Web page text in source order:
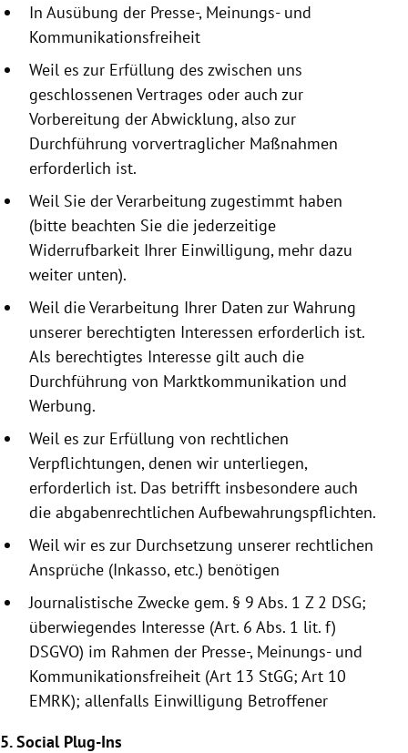
In Ausübung der Presse-, Meinungs- und
Kommunikationsfreiheit
Weil es zur Erfüllung des zwischen uns
geschlossenen Vertrages oder auch zur
Vorbereitung der Abwicklung, also zur
Durchführung vor­vertraglicher Maßnahmen
erforderlich ist.
Weil Sie der Verarbeitung zugestimmt haben
(bitte beachten Sie die jeder­zeitige
Widerrufbarkeit Ihrer Einwilligung, mehr dazu
weiter unten).
Weil die Verarbeitung Ihrer Daten zur Wahrung
unserer berechtigten Interessen erforderlich ist.
Als berechtigtes Interesse gilt auch die
Durchführung von Marktkommunikation und
Werbung.
Weil es zur Erfüllung von rechtlichen
Verpflichtungen, denen wir unterliegen,
erforderlich ist. Das betrifft insbesondere auch
die abgabenrechtlichen Aufbewahrungspflichten.
Weil wir es zur Durchsetzung unserer rechtlichen
Ansprüche (Inkasso, etc.) benötigen
Journalistische Zwecke gem. § 9 Abs. 1 Z 2 DSG;
überwiegendes Interesse (Art. 6 Abs. 1 lit. f)
DSGVO) im Rahmen der Presse-, Meinungs- und
Kommunikationsfreiheit (Art 13 StGG; Art 10
EMRK); allenfalls Einwilligung Betroffener
5. Social Plug-Ins